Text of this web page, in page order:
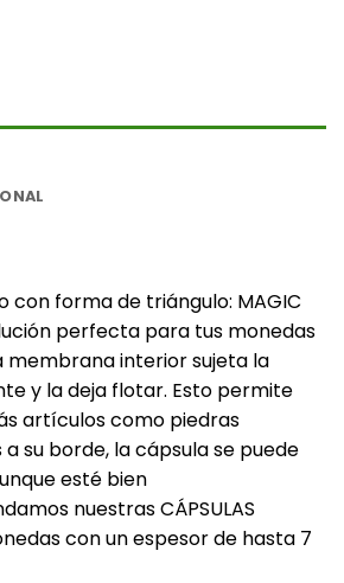
con forma de triángulo: MAGIC
perfecta para tus monedas
membrana interior sujeta la
y la deja flotar. Esto permite
artículos como piedras
su borde, la cápsula se puede
esté bien
nuestras CÁPSULAS
con un espesor de hasta 7